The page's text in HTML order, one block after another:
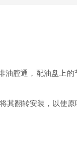
腔通，配油盘上
翻转安装，以使原